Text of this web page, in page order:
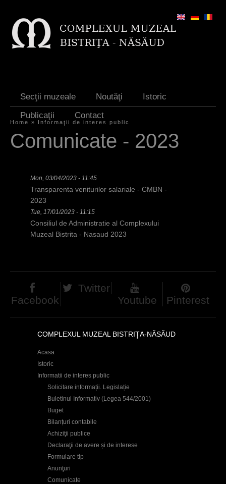
Secţii muzeale Noutăţi
Istoric
Publicaţii
Contact
Y
r
Home » Informaţii de interes public
Comunicate - 2023
Mon, 03/04/2023 - 11:45
Transparenta veniturilor salariale - CMBN -
2023
Tue, 17/01/2023 - 11:15
Consiliul de Administratie al Complexului
Muzeal Bistrita - Nasaud 2023
Facebook
Twitter
Youtube
Pinterest
COMPLEXUL MUZEAL BISTRIŢA-NĂSĂUD
Acasa
Istoric
Informatii de interes public
Solicitare informații. Legislație
Buletinul Informativ (Legea 544/2001)
Buget
Bilanțuri contabile
Achiziţii publice
Declaraţii de avere și de interese
Formulare tip
Anunţuri
Comunicate